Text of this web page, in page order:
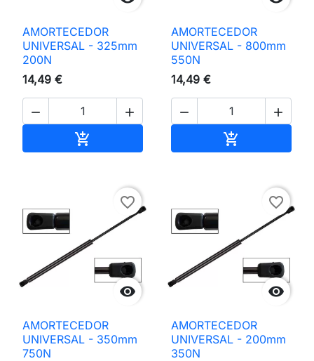
AMORTECEDOR
UNIVERSAL - 325mm
200N
14,49 €
 

AMORTECEDOR
UNIVERSAL - 800mm
550N
14,49 €
 


favorite_border
AMORTECEDOR
UNIVERSAL - 350mm
750N

favorite_border
AMORTECEDOR
UNIVERSAL - 200mm
350N